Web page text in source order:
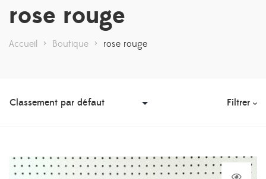
rose rouge
Accueil > Boutique > rose rouge
Filtrer